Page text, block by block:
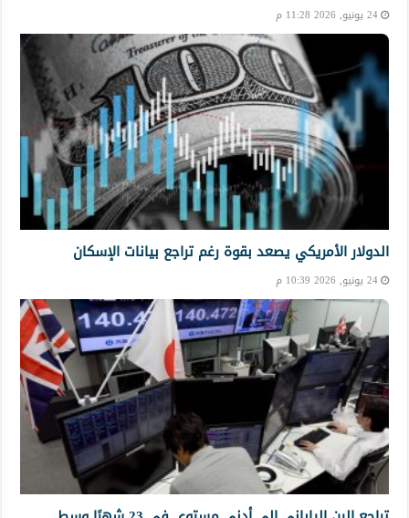
24 يونيو, 2026 11:28 م
الدولار الأمريكي يصعد بقوة رغم تراجع بيانات الإسكان
24 يونيو, 2026 10:39 م